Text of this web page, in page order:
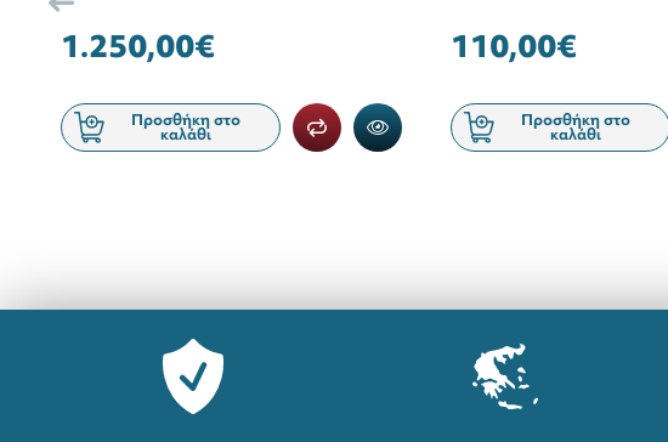
1.250,00€
Προσθήκη στο
καλάθι
110,00€
Προσθήκη στο
καλάθι